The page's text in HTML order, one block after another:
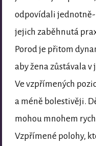
odpovídali jednotně-
jejich zaběhnutá
Porod je přitom
aby žena zůstávala
Ve vzpřímených
a méně bolestivěji.
mohou mnohem
Vzpřímené polohy,